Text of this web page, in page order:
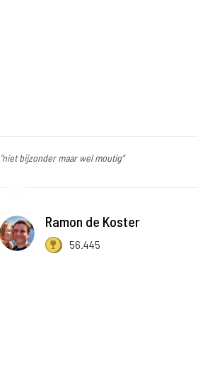
"niet bijzonder maar wel moutig"
Ramon de Koster
56.445